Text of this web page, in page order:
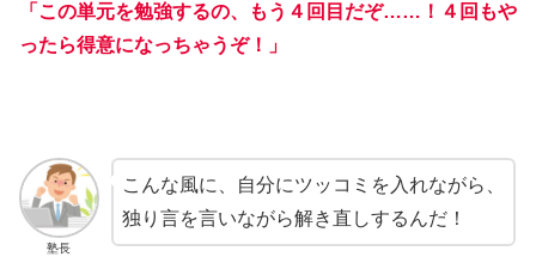
「この単元を勉強するの、もう４回目だぞ……！ ４回もや
ったら得意になっちゃうぞ！
」
塾長
こんな風に、自分にツッコミを入れながら、
独り言を言いながら解き直しするんだ！